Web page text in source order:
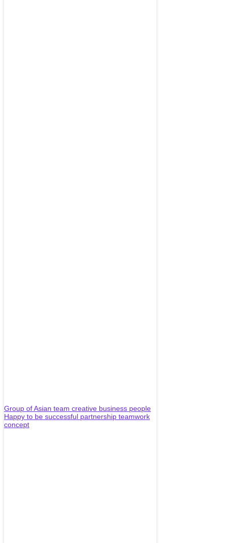
Group of Asian team creative business people
Happy to be successful partnership teamwork
concept